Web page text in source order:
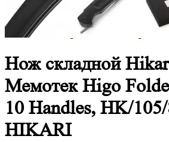
Нож складной
Мемотек Higo
10 Handles, HK/
HIKARI